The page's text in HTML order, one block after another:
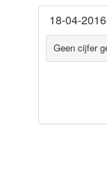
18-04-2016
Geen cijfer